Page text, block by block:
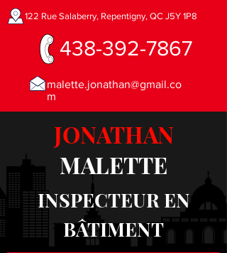
122 Rue Salaberry, Repentigny, QC J5Y 1P8
438-392-7867
malette.jonathan@gmail.co
m
JONATHAN
MALETTE
INSPECTEUR EN
BÂTIMENT